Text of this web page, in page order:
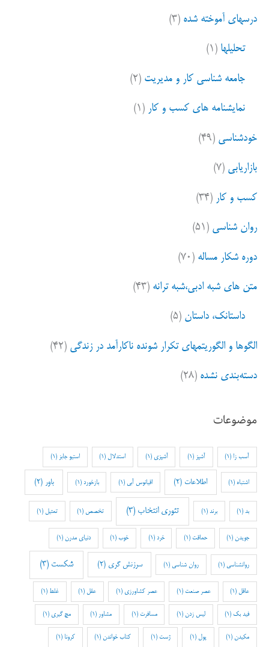
ادرسهای آموخته شده (۳)
تحلیلها (۱)
جامعه شناسی کار و مدیریت (۲)
نمایشنامه های کسب و کار (۱)
خودشناسی (۴۹)
بازاریابی (۷)
کسب و کار (۳۴)
روان شناسی (۵۱)
دوره شکار مساله (۷۰)
متن های شبه ادبی،شبه ترانه (۴۳)
داستانک، داستان (۵)
الگوها و الگوریتمهای تکرار شونده ناکارآمد در زندگی (۴۲)
دسته‌بندی نشده (۲۸)
موضوعات
آسب زا (1) آشپز (1) آشپزی (1) استدلال (1) استیو جابز (1)
اشتباه (1) اطلاعات (2) اقیانوس آبی (1) بازخورد (1) باور (2)
بد(1) برند (1) تئوری انتخاب (3) تخصص (1) تمثیل (1)
جویدن (1) حماقت (1) خرد (1) خوب(1) دنیای مدرن (1)
روانشناسی (1) روان شناسی (1) سرزنش گری (2) شکست (3)
عاقل (1) عصر صنعت (1) عصر کشاورزی (1) عقل (1) غلط (1)
فید بک(1) لیس زدن (1) مسافرت (1) مشاور (1) مچ گیری (1)
مکیدن (1) پول (1) ژست (1) کتاب خواندن (1) کرونا (1)